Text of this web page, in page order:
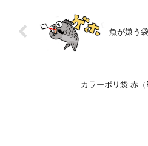
魚が嫌う
カラーポリ袋-赤（